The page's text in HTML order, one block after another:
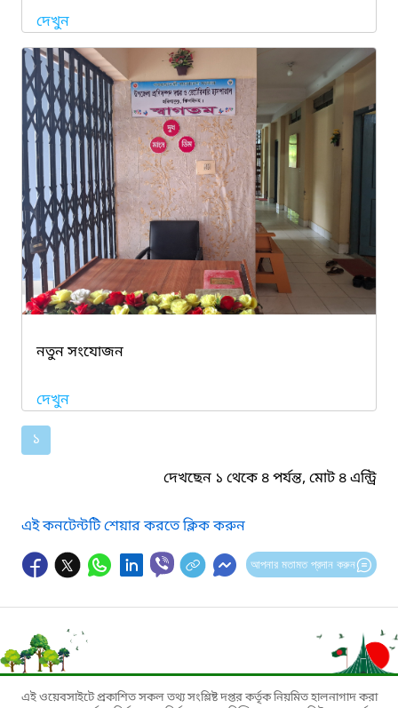
দেখুন
নতুন সংযোজন
দেখুন
১
দেখছেন ১ থেকে ৪ পর্যন্ত, মোট ৪ এন্ট্রি
এই কনটেন্টটি শেয়ার করতে ক্লিক করুন
আপনার মতামত প্রদান করুন
এই ওয়েবসাইটে প্রকাশিত সকল তথ্য সংশ্লিষ্ট দপ্তর কর্তৃক নিয়মিত হালনাগাদ করা